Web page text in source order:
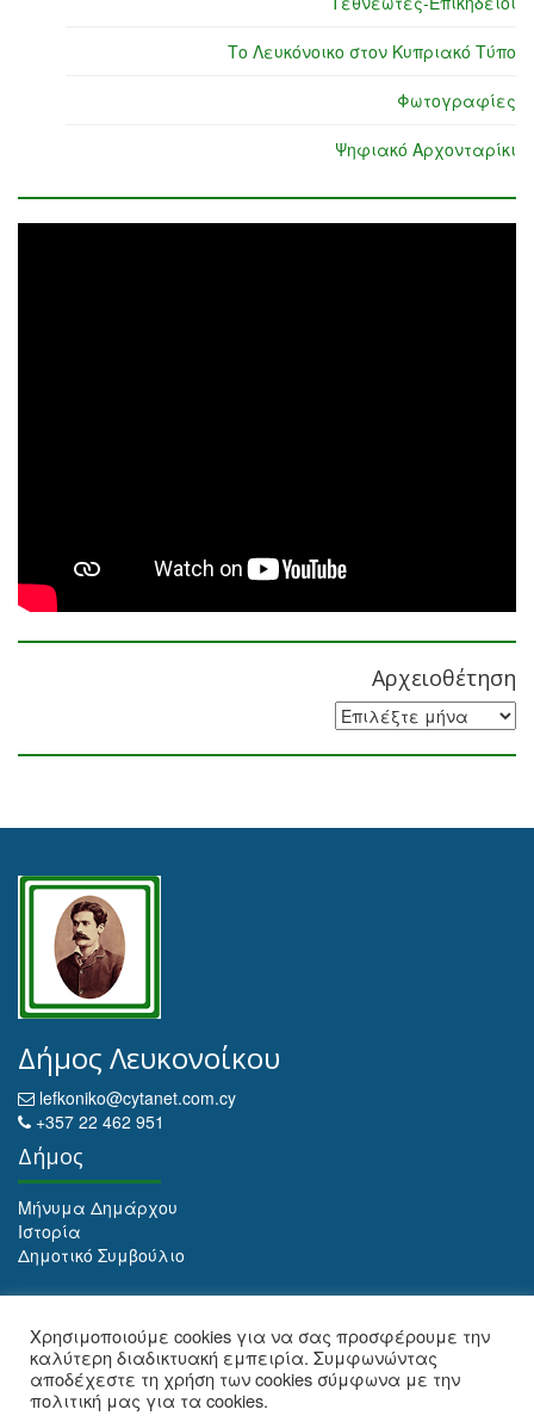
Το Λευκόνοικο στον Κυπριακό Τύπο
Φωτογραφίες
Ψηφιακό Αρχονταρίκι
Αρχειοθέτηση
Αρχειοθέτηση
Δήμος Λευκονοίκου
lefkoniko@cytanet.com.cy
+357 22 462 951
Δήμος
Μήνυμα Δημάρχου
Ιστορία
Δημοτικό Συμβούλιο
Αρχειοθέτηση
Χρησιμοποιούμε cookies για να σας προσφέρουμε την
καλύτερη διαδικτυακή εμπειρία. Συμφωνώντας
αποδέχεστε τη χρήση των cookies σύμφωνα με την
πολιτική μας για τα cookies.